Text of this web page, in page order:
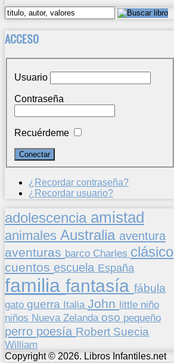
ACCESO
Usuario
Contraseña
Recuérdeme
¿Recordar contraseña?
¿Recordar usuario?
adolescencia amistad
animales Australia aventura
aventuras barco Charles clásico
cuentos escuela España
familia fantasía fábula
gato guerra Italia John little niño
niños Nueva Zelanda oso pequeño
perro poesía Robert Suecia
William
Copyright © 2026. Libros Infantiles.net